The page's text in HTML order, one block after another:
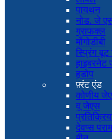
पायथन
नोड. जे
ग्राफक्ल
मोंगोडीबी
स्प्रिंग बूट
हाइबरनेट
हडोप
फ़्रंट एंड
कोणीय
वू जेएस
देवप्स